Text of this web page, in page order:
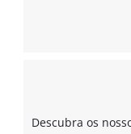
Descubra os